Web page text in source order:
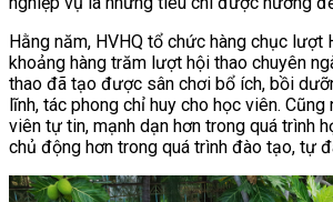
Hằng năm, HVHQ tổ chức hàng chục lượt
khoảng hàng trăm lượt hội thao chuyên
thao đã tạo được sân chơi bổ ích, bồi
lĩnh, tác phong chỉ huy cho học viên.
viên tự tin, mạnh dạn hơn trong quá trình
chủ động hơn trong quá trình đào tạo, tự